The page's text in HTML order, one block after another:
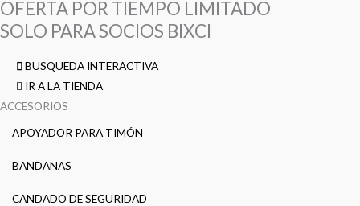
OFERTA POR TIEMPO LIMITADO
SOLO PARA SOCIOS BIXCI
BUSQUEDA INTERACTIVA
IR A LA TIENDA
ACCESORIOS
APOYADOR PARA TIMÓN
BANDANAS
CANDADO DE SEGURIDAD